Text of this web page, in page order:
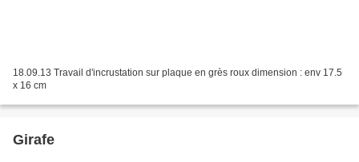
18.09.13 Travail d'incrustation sur plaque en grès roux dimension : env 17.5
x 16 cm
Girafe